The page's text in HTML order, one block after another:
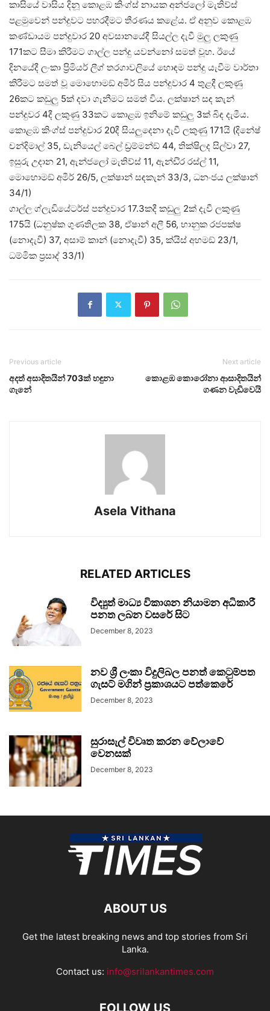
කාසියේ වාසිය දිනූ කොළඹ කිංග්ස් නායක අන්ජලෝ මැතිව්ස්
පළමුවෙන් පන්දුවට පහරදීමට තීරණය කළේය. ඒ අනුව කොළඹ
කණ්ඩායම පන්දුවාර 20 අවසානයේදී සියල්ල දැවී මුලු ලකුණු
171කට සීමා කිරීමට ගාල්ල පන්දු යවන්නෝ සමත් වූහ. ඊයේ
දිනයේදී ලංකා ප්‍රිමියර් ලීග් තරගාවලියේ හොඳම පන්දු යැවීම වාර්තා
කිරීමට සමත් වූ මොහොමඞ් අමීර් සිය පන්දුවාර 4 තුළදී ලකුණු
26කට කඩුලු 5ක් දවා ගැනීමට සමත් විය. ලක්ෂාන් සඳ කැන්
පන්දුවර 4දී ලකුණු 33කට කොළඹ ඉනිමේ කඩුලු 3ක් බිඳ දැමීය.
කොළඹ කිංග්ස් පන්දුවාර 20දී සියලුදෙනා දැවී ලකුණු 171යි (දිනේෂ්
චන්දිමාල් 35, ඩැනියෙල් බෙල් ඩ්‍රම්මන්ඞ් 44, තික්ෂිලද සිල්වා 27,
ඉසුරු උදාන 21, ඇන්ජලෝ මැතිව්ස් 11, ඇන්ඩි්‍ර රස්ල් 11,
මොහොමඞ් අමීර් 26/5, ලක්ෂාන් සඳකැන් 33/3, ධනංජය ලක්ෂාන්
34/1)
ගාල්ල ග්ලැඩියේටර්ස් පන්දුවාර 17.3කදී කඩුලු 2ක් දැවී ලකුණු
175යි (ධනුෂ්ක ගුණතිලක 38, ඒෂාන් අලී 56, භානුක රජපක්ෂ
(නොදැවී) 37, අසාම් කාන් (නොදැවී) 35, ක්යිස් අහමඞ් 23/1,
ධම්මික ප්‍රසාද් 33/1)
Previous article
අදත් අසාදිතයින් 703ක් හඳුනා
ගැනේ
Next article
කොළඹ කොරෝනා ආසාදිතයින්
ගණන වැඩිවෙයි
Asela Vithana
RELATED ARTICLES
විද්‍යුත් මාධ්‍ය විකාශන නියාමන අධිකාරී
පනත ලබන වසරේ සිට
December 8, 2023
නව ශ්‍රී ලංකා විදුලිබල පනත් කෙටුම්පත
ගැසට් මගින් ප්‍රකාශයට පත්කෙරේ
December 8, 2023
සුරාසැල් විවෘත කරන වේලාවේ
වෙනසක්
December 8, 2023
ABOUT US
Get the latest breaking news and top stories from Sri
Lanka.
Contact us: info@srilankantimes.com
FOLLOW US